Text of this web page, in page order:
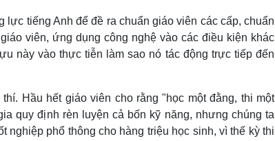
tiếng Anh để đề ra chuẩn giáo viên các cấp, chuẩn
viên, ứng dụng công nghệ vào các điều kiện khác
này vào thực tiễn làm sao nó tác động trực tiếp đến
Hầu hết giáo viên cho rằng "học một đằng, thi một
quy định rèn luyện cả bốn kỹ năng, nhưng chúng ta
nghiệp phổ thông cho hàng triệu học sinh, vì thế kỳ thi